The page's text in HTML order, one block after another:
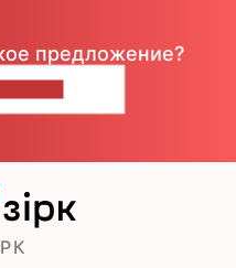
предложение?